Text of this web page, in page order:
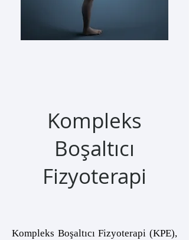
Kompleks
Boşaltıcı
Fizyoterapi
Kompleks Boşaltıcı Fizyoterapi (KPE),